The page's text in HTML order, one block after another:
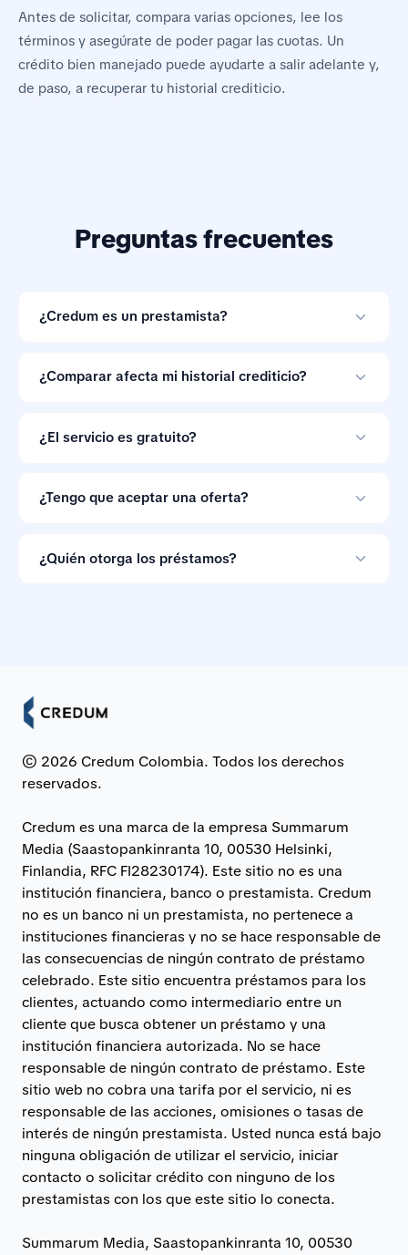
Antes de solicitar, compara varias opciones, lee los
términos y asegúrate de poder pagar las cuotas. Un
crédito bien manejado puede ayudarte a salir adelante y,
de paso, a recuperar tu historial crediticio.
Preguntas frecuentes
¿Credum es un prestamista?
préstamos en línea y no otorga créditos.
¿Comparar afecta mi historial crediticio?
crediticio.
¿El servicio es gratuito?
ofertas de préstamos.
¿Tengo que aceptar una oferta?
que puedes ignorarlas si las condiciones no te
¿Quién otorga los préstamos?
© 2026 Credum Colombia. Todos los derechos
reservados.
Credum es una marca de la empresa Summarum
Media (Saastopankinranta 10, 00530 Helsinki,
Finlandia, RFC FI28230174). Este sitio no es una
institución financiera, banco o prestamista. Credum
no es un banco ni un prestamista, no pertenece a
instituciones financieras y no se hace responsable de
las consecuencias de ningún contrato de préstamo
celebrado. Este sitio encuentra préstamos para los
clientes, actuando como intermediario entre un
cliente que busca obtener un préstamo y una
institución financiera autorizada. No se hace
responsable de ningún contrato de préstamo. Este
sitio web no cobra una tarifa por el servicio, ni es
responsable de las acciones, omisiones o tasas de
interés de ningún prestamista. Usted nunca está bajo
ninguna obligación de utilizar el servicio, iniciar
contacto o solicitar crédito con ninguno de los
prestamistas con los que este sitio lo conecta.
Summarum Media, Saastopankinranta 10, 00530